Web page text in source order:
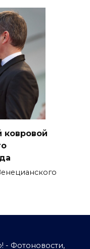
ковровой
- Фотоновости,